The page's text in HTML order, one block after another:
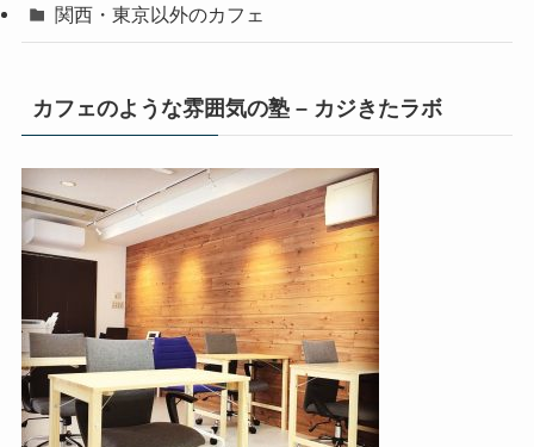
関西・東京以外のカフェ
カフェのような雰囲気の塾 – カジきたラボ